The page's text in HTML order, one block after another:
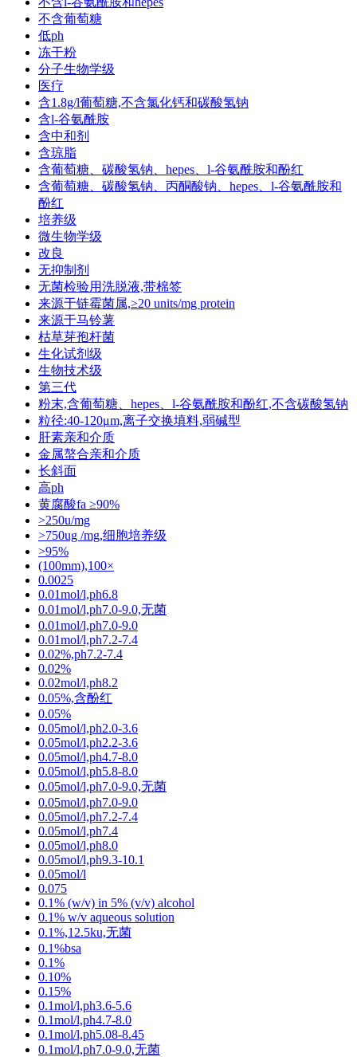
不含葡萄糖
低ph
冻干粉
分子生物学级
医疗
含1.8g/l葡萄糖,不含氯化钙和碳酸氢钠
含l-谷氨酰胺
含中和剂
含琼脂
含葡萄糖、碳酸氢钠、hepes、l-谷氨酰胺和酚红
含葡萄糖、碳酸氢钠、丙酮酸钠、hepes、l-谷氨酰胺和
酚红
培养级
微生物学级
改良
无抑制剂
无菌检验用洗脱液,带棉签
来源于链霉菌属,≥20 units/mg protein
来源于马铃薯
枯草芽孢杆菌
生化试剂级
生物技术级
第三代
粉末,含葡萄糖、hepes、l-谷氨酰胺和酚红,不含碳酸氢钠
粒径:40-120μm,离子交换填料,弱碱型
肝素亲和介质
金属螯合亲和介质
长斜面
高ph
黄腐酸fa ≥90%
>250u/mg
>750ug /mg,细胞培养级
>95%
(100mm),100×
0.0025
0.01mol/l,ph6.8
0.01mol/l,ph7.0-9.0,无菌
0.01mol/l,ph7.0-9.0
0.01mol/l,ph7.2-7.4
0.02%,ph7.2-7.4
0.02%
0.02mol/l,ph8.2
0.05%,含酚红
0.05%
0.05mol/l,ph2.0-3.6
0.05mol/l,ph2.2-3.6
0.05mol/l,ph4.7-8.0
0.05mol/l,ph5.8-8.0
0.05mol/l,ph7.0-9.0,无菌
0.05mol/l,ph7.0-9.0
0.05mol/l,ph7.2-7.4
0.05mol/l,ph7.4
0.05mol/l,ph8.0
0.05mol/l,ph9.3-10.1
0.05mol/l
0.075
0.1% (w/v) in 5% (v/v) alcohol
0.1% w/v aqueous solution
0.1%,12.5ku,无菌
0.1%bsa
0.1%
0.10%
0.15%
0.1mol/l,ph3.6-5.6
0.1mol/l,ph4.7-8.0
0.1mol/l,ph5.08-8.45
0.1mol/l,ph7.0-9.0,无菌